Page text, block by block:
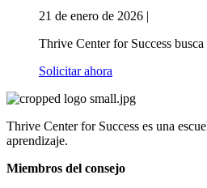
21 de enero de 2026 |
Thrive Center for Success
Solicitar ahora
Thrive Center for Success es una
aprendizaje.
Miembros del consejo